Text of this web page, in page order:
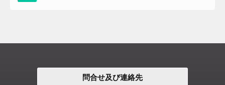
問合せ及び連絡先